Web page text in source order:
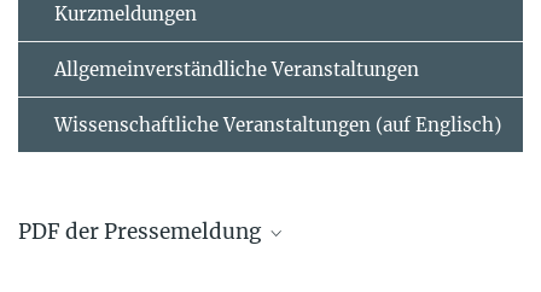
Kurzmeldungen
Allgemeinverständliche Veranstaltungen
Wissenschaftliche Veranstaltungen (auf Englisch)
PDF der Pressemeldung